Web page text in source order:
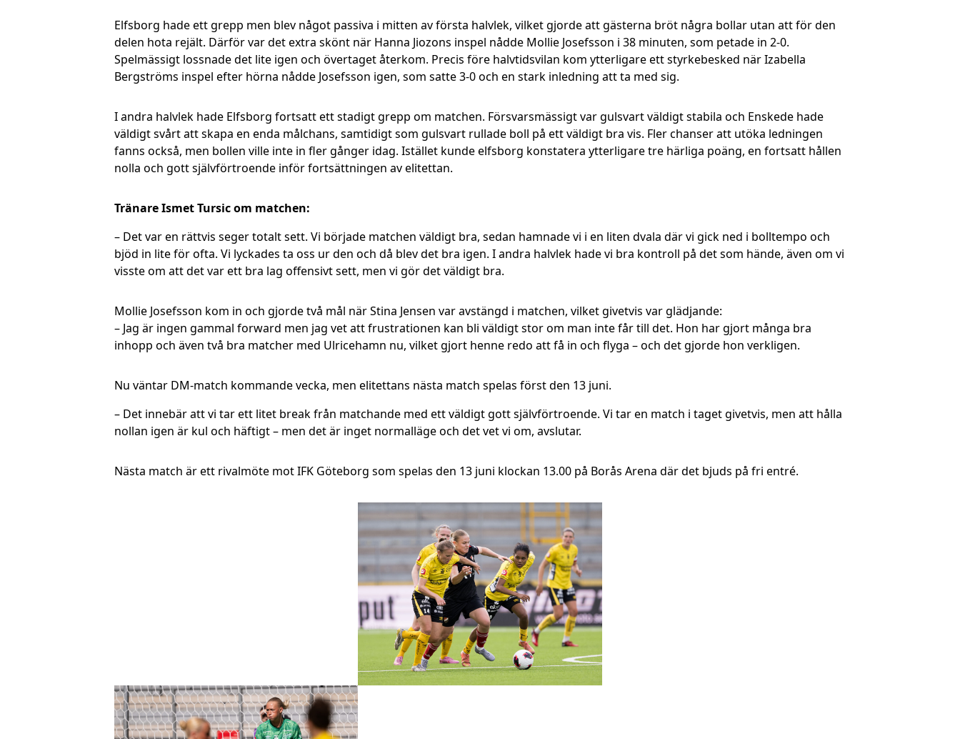
Elfsborg hade ett grepp men blev något passiva i mitten av första halvlek, vilket gjorde att gästerna bröt några bollar utan att för den
delen hota rejält. Därför var det extra skönt när Hanna Jiozons inspel nådde Mollie Josefsson i 38 minuten, som petade in 2-0.
Spelmässigt lossnade det lite igen och övertaget återkom. Precis före halvtidsvilan kom ytterligare ett styrkebesked när Izabella
Bergströms inspel efter hörna nådde Josefsson igen, som satte 3-0 och en stark inledning att ta med sig.
I andra halvlek hade Elfsborg fortsatt ett stadigt grepp om matchen. Försvarsmässigt var gulsvart väldigt stabila och Enskede hade
väldigt svårt att skapa en enda målchans, samtidigt som gulsvart rullade boll på ett väldigt bra vis. Fler chanser att utöka ledningen
fanns också, men bollen ville inte in fler gånger idag. Istället kunde elfsborg konstatera ytterligare tre härliga poäng, en fortsatt hållen
nolla och gott självförtroende inför fortsättningen av elitettan.
Tränare Ismet Tursic om matchen:
– Det var en rättvis seger totalt sett. Vi började matchen väldigt bra, sedan hamnade vi i en liten dvala där vi gick ned i bolltempo och
bjöd in lite för ofta. Vi lyckades ta oss ur den och då blev det bra igen. I andra halvlek hade vi bra kontroll på det som hände, även om vi
visste om att det var ett bra lag offensivt sett, men vi gör det väldigt bra.
Mollie Josefsson kom in och gjorde två mål när Stina Jensen var avstängd i matchen, vilket givetvis var glädjande:
– Jag är ingen gammal forward men jag vet att frustrationen kan bli väldigt stor om man inte får till det. Hon har gjort många bra
inhopp och även två bra matcher med Ulricehamn nu, vilket gjort henne redo att få in och flyga – och det gjorde hon verkligen.
Nu väntar DM-match kommande vecka, men elitettans nästa match spelas först den 13 juni.
– Det innebär att vi tar ett litet break från matchande med ett väldigt gott självförtroende. Vi tar en match i taget givetvis, men att hålla
nollan igen är kul och häftigt – men det är inget normalläge och det vet vi om, avslutar.
Nästa match är ett rivalmöte mot IFK Göteborg som spelas den 13 juni klockan 13.00 på Borås Arena där det bjuds på fri entré.